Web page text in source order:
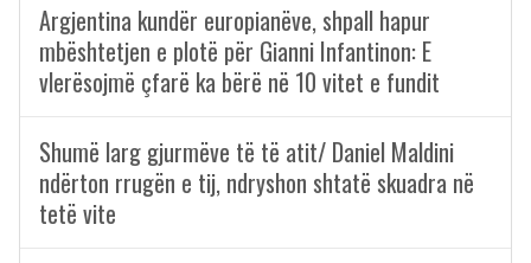
Argjentina kundër europianëve, shpall hapur
mbështetjen e plotë për Gianni Infantinon: E
vlerësojmë çfarë ka bërë në 10 vitet e fundit
Shumë larg gjurmëve të të atit/ Daniel Maldini
ndërton rrugën e tij, ndryshon shtatë skuadra në
tetë vite